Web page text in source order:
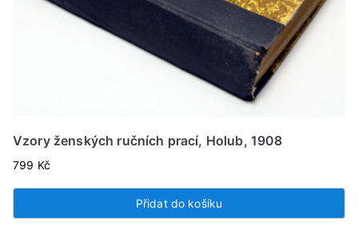
Vzory ženských ručních prací, Holub, 1908
799 Kč
Přidat do košíku